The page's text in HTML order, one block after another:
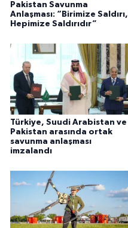
Pakistan Savunma
Anlaşması: “Birimize Saldırı,
Hepimize Saldırıdır”
Türkiye, Suudi Arabistan ve
Pakistan arasında ortak
savunma anlaşması
imzalandı